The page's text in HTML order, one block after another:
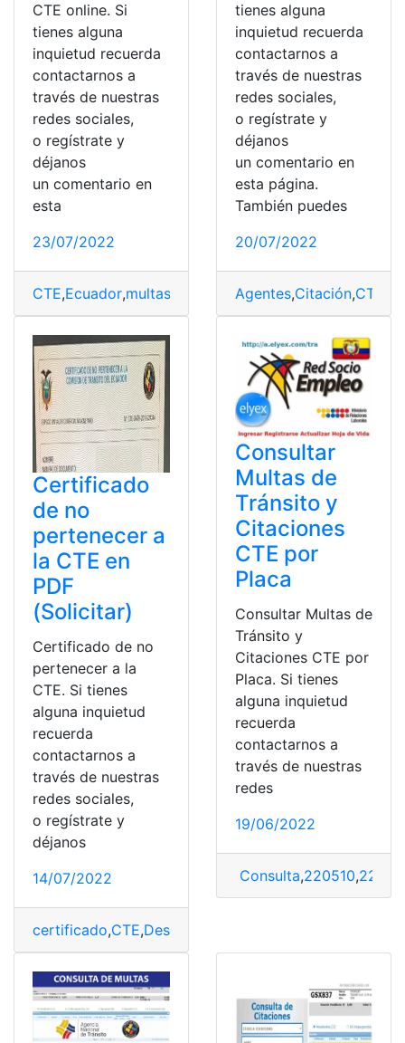
CTE online. Si
tienes alguna
inquietud recuerda
contactarnos a
través de nuestras
redes sociales,
o regístrate y
déjanos
un comentario en
esta
23/07/2022
CTE,Ecuador,multas Online,Pagos
tienes alguna
inquietud recuerda
contactarnos a
través de nuestras
redes sociales,
o regístrate y
déjanos
un comentario en
esta página.
También puedes
20/07/2022
Agentes,Citación,CTE
Certificado
de no
pertenecer a
la CTE en
PDF
(Solicitar)
Certificado de no
pertenecer a la
CTE. Si tienes
alguna inquietud
recuerda
contactarnos a
través de nuestras
redes sociales,
o regístrate y
déjanos
14/07/2022
certificado,CTE,Descarga
Consultar
Multas de
Tránsito y
Citaciones
CTE por
Placa
Consultar Multas de
Tránsito y
Citaciones CTE por
Placa. Si tienes
alguna inquietud
recuerda
contactarnos a
través de nuestras
redes
19/06/2022
Consulta,220510,